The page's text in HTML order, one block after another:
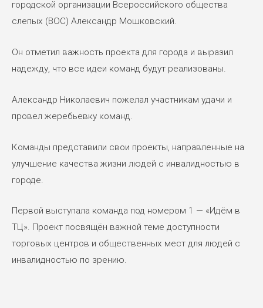
городской организации Всероссийского общества
слепых (ВОС) Александр Мошковский.
Он отметил важность проекта для города и выразил
надежду, что все идеи команд будут реализованы.
Александр Николаевич пожелал участникам удачи и
провел жеребьевку команд.
Команды представили свои проекты, направленные на
улучшение качества жизни людей с инвалидностью в
городе.
Первой выступала команда под номером 1 — «Идём в
ТЦ». Проект посвящён важной теме доступности
торговых центров и общественных мест для людей с
инвалидностью по зрению.